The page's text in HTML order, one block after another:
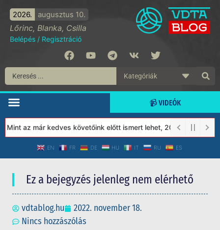
2026. augusztus 10.
Lőrinc, Blanka, Csilla
Belépés / Regisztráció
📹 VIDEÓK
az már kedves követőink előtt ismert lehet, 2023-tól a
EN FR DE HU IT RU ES
Ez a bejegyzés jelenleg nem elérhető
vdtablog.hu
2022. november 18.
Nincs hozzászólás